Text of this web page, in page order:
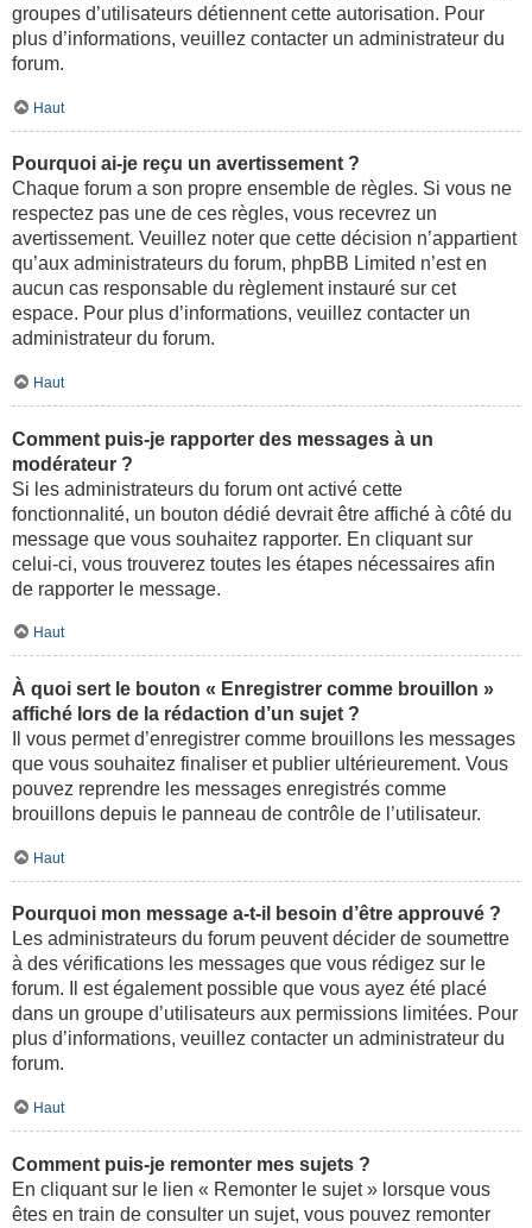
groupes d’utilisateurs détiennent cette autorisation. Pour
plus d’informations, veuillez contacter un administrateur du
forum.
Haut
Pourquoi ai-je reçu un avertissement ?
Chaque forum a son propre ensemble de règles. Si vous ne
respectez pas une de ces règles, vous recevrez un
avertissement. Veuillez noter que cette décision n’appartient
qu’aux administrateurs du forum, phpBB Limited n’est en
aucun cas responsable du règlement instauré sur cet
espace. Pour plus d’informations, veuillez contacter un
administrateur du forum.
Haut
Comment puis-je rapporter des messages à un
modérateur ?
Si les administrateurs du forum ont activé cette
fonctionnalité, un bouton dédié devrait être affiché à côté du
message que vous souhaitez rapporter. En cliquant sur
celui-ci, vous trouverez toutes les étapes nécessaires afin
de rapporter le message.
Haut
À quoi sert le bouton « Enregistrer comme brouillon »
affiché lors de la rédaction d’un sujet ?
Il vous permet d’enregistrer comme brouillons les messages
que vous souhaitez finaliser et publier ultérieurement. Vous
pouvez reprendre les messages enregistrés comme
brouillons depuis le panneau de contrôle de l’utilisateur.
Haut
Pourquoi mon message a-t-il besoin d’être approuvé ?
Les administrateurs du forum peuvent décider de soumettre
à des vérifications les messages que vous rédigez sur le
forum. Il est également possible que vous ayez été placé
dans un groupe d’utilisateurs aux permissions limitées. Pour
plus d’informations, veuillez contacter un administrateur du
forum.
Haut
Comment puis-je remonter mes sujets ?
En cliquant sur le lien « Remonter le sujet » lorsque vous
êtes en train de consulter un sujet, vous pouvez remonter